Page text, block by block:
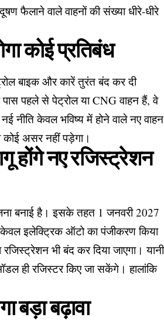
फैलाने वाले वाहनों की संख्या धीरे-धीरे
कोई प्रतिबंध
बाइक और कारें तुरंत बंद कर दी
पास पहले से पेट्रोल या CNG वाहन हैं, वे
नीति केवल भविष्य में होने वाले नए वाहन
कोई असर नहीं पड़ेगा।
होंगे नए रजिस्ट्रेशन
बनाई है। इसके तहत 1 जनवरी 2027
इलेक्ट्रिक ऑटो का पंजीकरण किया
भी बंद कर दिया जाएगा। यानी
ही रजिस्टर किए जा सकेंगे। हालांकि
बड़ा बढ़ावा